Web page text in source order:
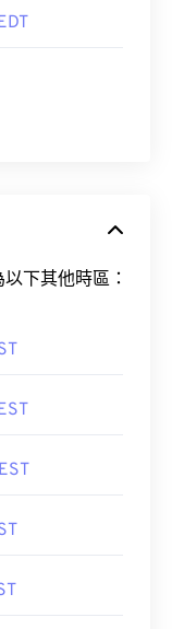
下其他時區：